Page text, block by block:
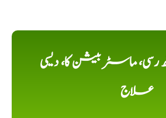
ماسٹر بیشن کا، دیسی
علاج